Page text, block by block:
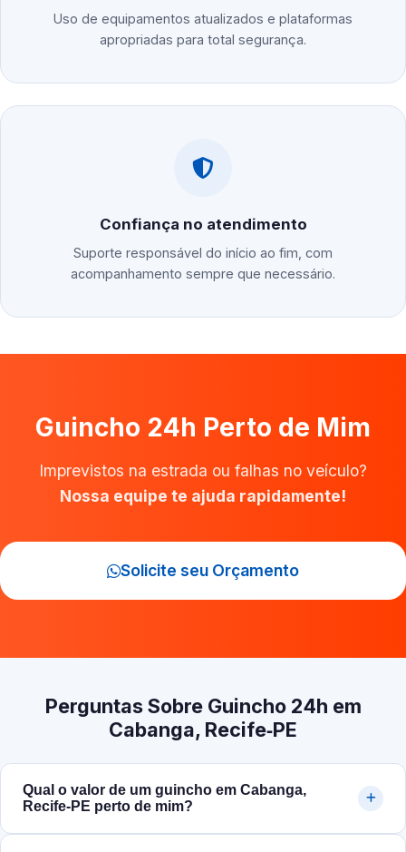
Uso de equipamentos atualizados e plataformas
apropriadas para total segurança.
Confiança no atendimento
Suporte responsável do início ao fim, com
acompanhamento sempre que necessário.
Guincho 24h Perto de Mim
Imprevistos na estrada ou falhas no veículo?
Nossa equipe te ajuda rapidamente!
Solicite seu Orçamento
Perguntas Sobre Guincho 24h em
Cabanga, Recife‑PE
Qual o valor de um guincho em Cabanga,
Recife‑PE perto de mim?